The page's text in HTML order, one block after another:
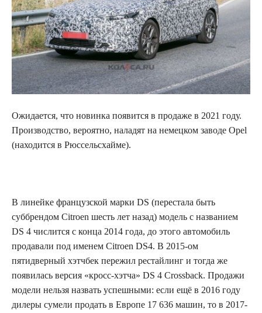
Ожидается, что новинка появится в продаже в 2021 году.
Производство, вероятно, наладят на немецком заводе Opel
(находится в Рюссельсхайме).
В линейке французской марки DS (перестала быть
суббрендом Citroen шесть лет назад) модель с названием
DS 4 числится с конца 2014 года, до этого автомобиль
продавали под именем Citroen DS4. В 2015-ом
пятидверный хэтчбек пережил рестайлинг и тогда же
появилась версия «кросс-хэтча» DS 4 Crossback. Продажи
модели нельзя назвать успешными: если ещё в 2016 году
дилеры сумели продать в Европе 17 636 машин, то в 2017-